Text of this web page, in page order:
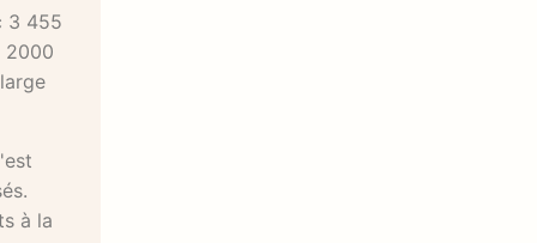
3 455
2000
à la